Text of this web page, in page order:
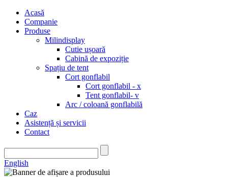
Acasă
Companie
Produse
Milindisplay
Cutie ușoară
Cabină de expoziție
Spațiu de tent
Cort gonflabil
Cort gonflabil - x
Tent gonflabil- v
Arc / coloană gonflabilă
Caz
Asistență și servicii
Contact
English